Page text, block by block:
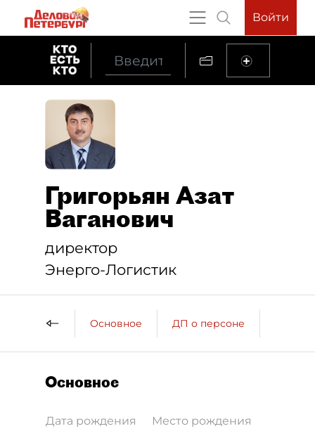
Войти
Григорьян Азат
Ваганович
директор
Энерго-Логистик
Основное ДП о персоне
Основное
Дата рождения Место рождения